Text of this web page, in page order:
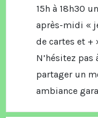
15h à 18h30
après-midi «
de cartes et +
N’hésitez
partager un
ambiance